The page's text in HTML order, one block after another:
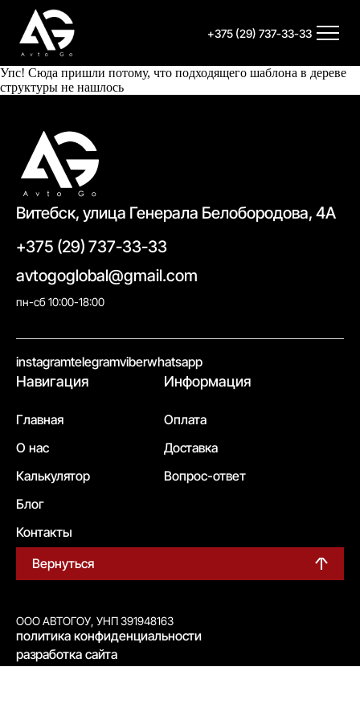
+375 (29) 737-33-33
Упс! Сюда пришли потому, что подходящего шаблона в дереве
структуры не нашлось
Витебск, улица Генерала Белобородова, 4А
+375 (29) 737-33-33
avtogoglobal@gmail.com
пн-сб 10:00-18:00
instagramtelegramviberwhatsapp
Навигация
Главная
О нас
Калькулятор
Блог
Контакты
Информация
Оплата
Доставка
Вопрос-ответ
Вернуться
ООО АВТОГОУ, УНП 391948163
политика конфиденциальности
разработка сайта